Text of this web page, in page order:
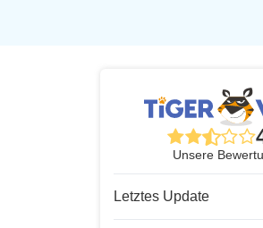
Unsere
Letztes Update